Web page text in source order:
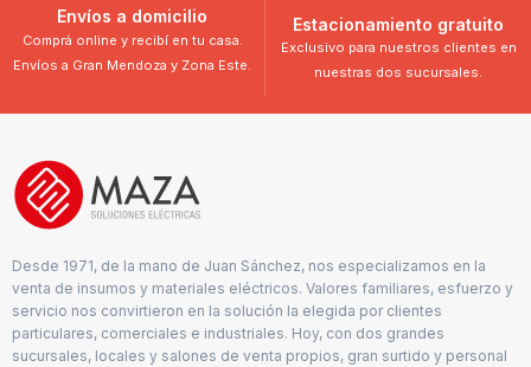
Envíos a domicilio
Comprá online y recibí en tu casa.
Envíos a Gran Mendoza y Zona Este.
Estacionamiento gratuito
Exclusivo para nuestros clientes en
nuestras dos sucursales.
Desde 1971, de la mano de Juan Sánchez, nos especializamos en la
venta de insumos y materiales eléctricos. Valores familiares, esfuerzo y
servicio nos convirtieron en la solución la elegida por clientes
particulares, comerciales e industriales. Hoy, con dos grandes
sucursales, locales y salones de venta propios, gran surtido y personal